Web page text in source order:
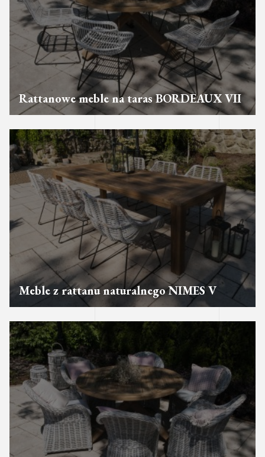
Rattanowe meble na taras BORDEAUX VII
Meble z rattanu naturalnego NIMES V